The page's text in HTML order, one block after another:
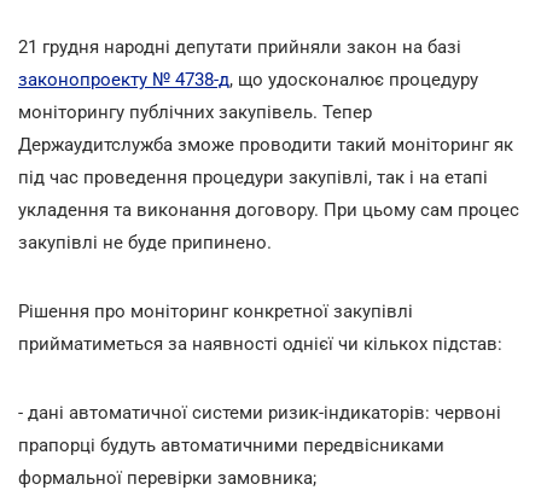
21 грудня народні депутати прийняли закон на базі
законопроекту № 4738-д, що удосконалює процедуру
моніторингу публічних закупівель. Тепер
Держаудитслужба зможе проводити такий моніторинг як
під час проведення процедури закупівлі, так і на етапі
укладення та виконання договору. При цьому сам процес
закупівлі не буде припинено.
Рішення про моніторинг конкретної закупівлі
прийматиметься за наявності однієї чи кількох підстав:
- дані автоматичної системи ризик-індикаторів: червоні
прапорці будуть автоматичними передвісниками
формальної перевірки замовника;